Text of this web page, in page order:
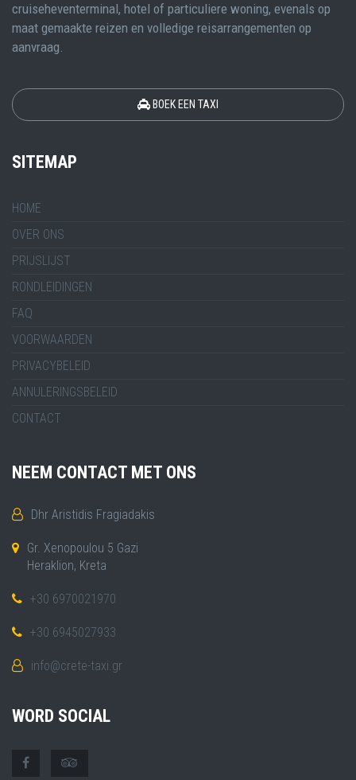
cruiseheventerminal, hotel of particuliere woning, evenals op
maat gemaakte reizen en volledige reisarrangementen op
aanvraag.
BOEK EEN TAXI
SITEMAP
HOME
OVER ONS
PRIJSLIJST
RONDLEIDINGEN
FAQ
VOORWAARDEN
PRIVACYBELEID
ANNULERINGSBELEID
CONTACT
NEEM CONTACT MET ONS
Dhr Aristidis Fragiadakis
Gr. Xenopoulou 5 Gazi
Heraklion, Kreta
+30 6970021970
+30 6945027933
info@crete-taxi.gr
WORD SOCIAL